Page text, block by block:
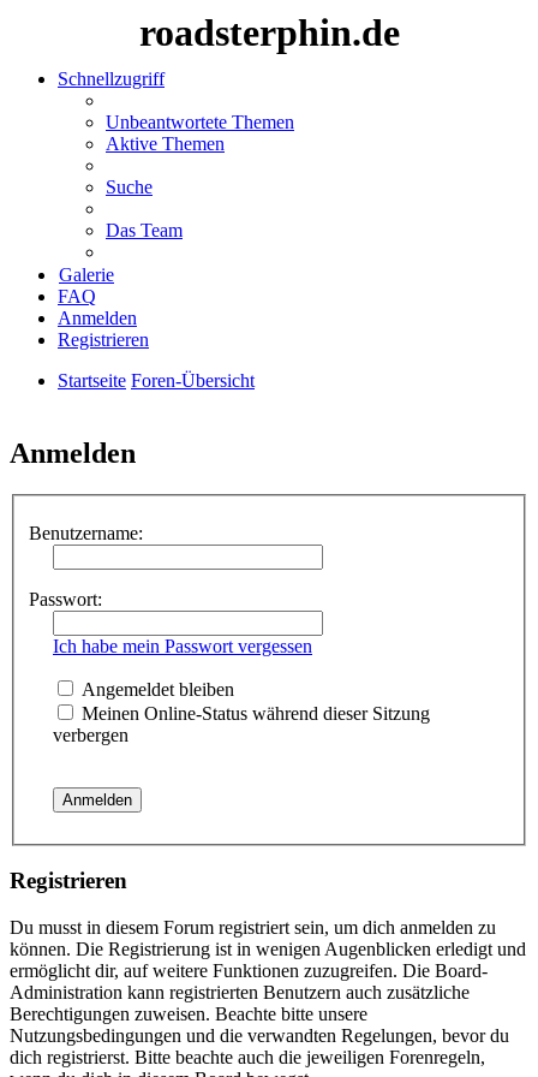
roadsterphin.de
Schnellzugriff
Unbeantwortete Themen
Aktive Themen
Suche
Das Team
Galerie
FAQ
Anmelden
Registrieren
Startseite Foren-Übersicht
Anmelden
Benutzername:
Passwort:
Ich habe mein Passwort vergessen
Angemeldet bleiben
Meinen Online-Status während dieser Sitzung
verbergen
Registrieren
Du musst in diesem Forum registriert sein, um dich anmelden zu
können. Die Registrierung ist in wenigen Augenblicken erledigt und
ermöglicht dir, auf weitere Funktionen zuzugreifen. Die Board-
Administration kann registrierten Benutzern auch zusätzliche
Berechtigungen zuweisen. Beachte bitte unsere
Nutzungsbedingungen und die verwandten Regelungen, bevor du
dich registrierst. Bitte beachte auch die jeweiligen Forenregeln,